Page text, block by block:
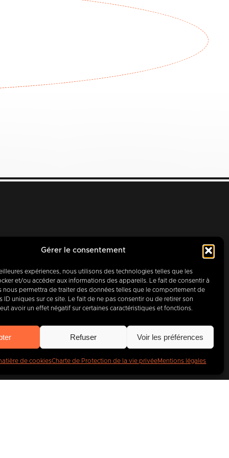
Gérer le consentement
expériences, nous utilisons des technologies telles que les
et/ou accéder aux informations des appareils. Le fait de consentir à
nous permettra de traiter des données telles que le comportement de
ID uniques sur ce site. Le fait de ne pas consentir ou de retirer son
avoir un effet négatif sur certaines caractéristiques et fonctions.
Refuser Voir les préférences
de cookiesCharte de Protection de la vie privéeMentions légales
partenaire
.